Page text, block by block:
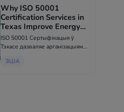
аформленнем праз дзяржаўныя
органы бяз вашай прысутнасці:
пашпарт У...
Why ISO 50001
Certification Services in
Texas Improve Energy
and Asset Performance -
Іншыя паслугі у ЗША
ISO 50001 Сертыфікацыя ў
Тэхасе дазваляе арганізацыям
сістэму кіравання энергіяй, якая
ЗША